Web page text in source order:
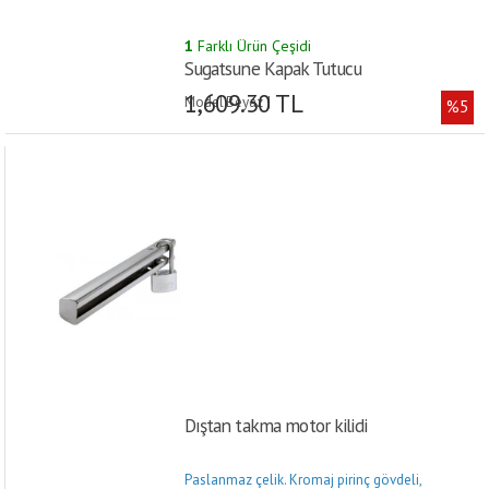
1 Farklı Ürün Çeşidi
Sugatsune Kapak Tutucu
Model:Beyaz |
1,609.30 TL %5
Dıştan takma motor kilidi
Paslanmaz çelik. Kromaj pirinç gövdeli,